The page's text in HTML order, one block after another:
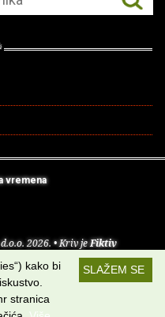
vremena
2026. • Kriv jeFiktiv
•RSS kanali
na:
SLAŽEM SE
kako bi
stranica